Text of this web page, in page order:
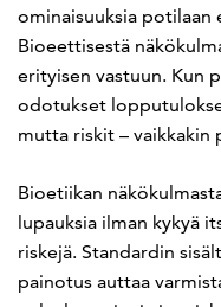
ominaisuuksia potilaan
Bioeettisestä
erityisen vastuun. Kun
odotukset
mutta riskit – vaikkakin
Bioetiikan
lupauksia ilman kykyä
riskejä. Standardin
painotus auttaa